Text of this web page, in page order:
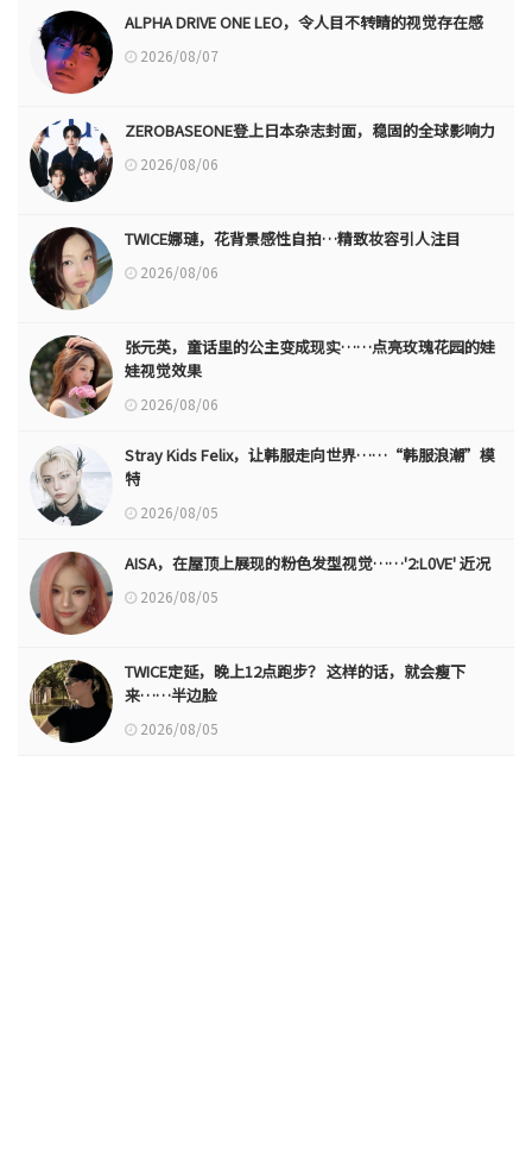
ALPHA DRIVE ONE LEO，令人目不转睛的视觉存在感
2026/08/07
ZEROBASEONE登上日本杂志封面，稳固的全球影响力
2026/08/06
TWICE娜璉，花背景感性自拍…精致妆容引人注目
2026/08/06
张元英，童话里的公主变成现实……点亮玫瑰花园的娃
娃视觉效果
2026/08/06
Stray Kids Felix，让韩服走向世界……“韩服浪潮”模
特
2026/08/05
AISA，在屋顶上展现的粉色发型视觉……'2:L0VE' 近况
2026/08/05
TWICE定延，晚上12点跑步？ 这样的话，就会瘦下
来……半边脸
2026/08/05